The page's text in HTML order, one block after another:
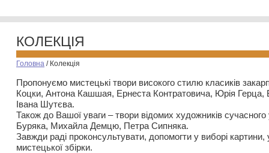
КОЛЕКЦІЯ
Головна / Колекція
Пропонуємо мистецькі твори високого стилю класиків
Коцки, Антона Кашшая, Ернеста Контратовича, Юрія
Івана Шутєва.
Також до Вашої уваги – твори відомих художників
Буряка, Михайла Демцю, Петра Сипняка.
Завжди раді проконсультувати, допомогти у виборі картини,
мистецької збірки.